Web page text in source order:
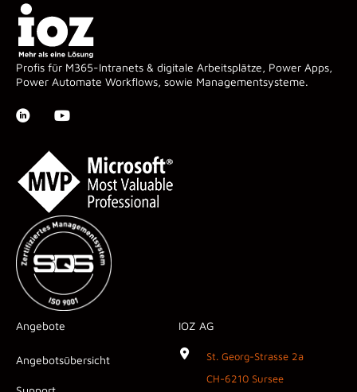
Profis für M365-Intranets & digitale Arbeitsplätze, Power Apps,
Power Automate Workflows, sowie Managementsysteme.
Angebote
Angebotsübersicht
IOZ AG
St. Georg-Strasse 2a
CH-6210 Sursee